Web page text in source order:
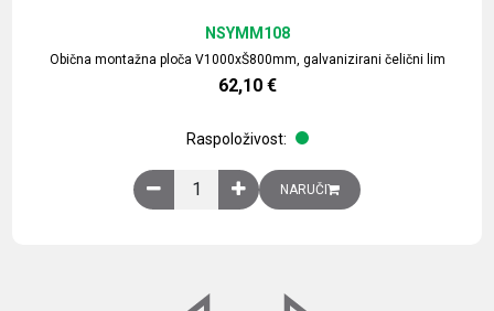
Obična montažna ploča V1000xŠ800mm, galvanizirani čelični lim
NSYMM108
62,10 €
Raspoloživost:
Obična montažna ploča V1000xŠ800mm,
NARUČI